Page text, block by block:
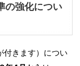
の強化につい
付きます）につい